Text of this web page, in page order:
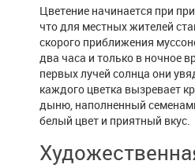
Цветение начинается при
что для местных жителей
скорого приближения
два часа и только в ночное
первых лучей солнца они
каждого цветка вызревает
дыню, наполненный
белый цвет и приятный вкус.